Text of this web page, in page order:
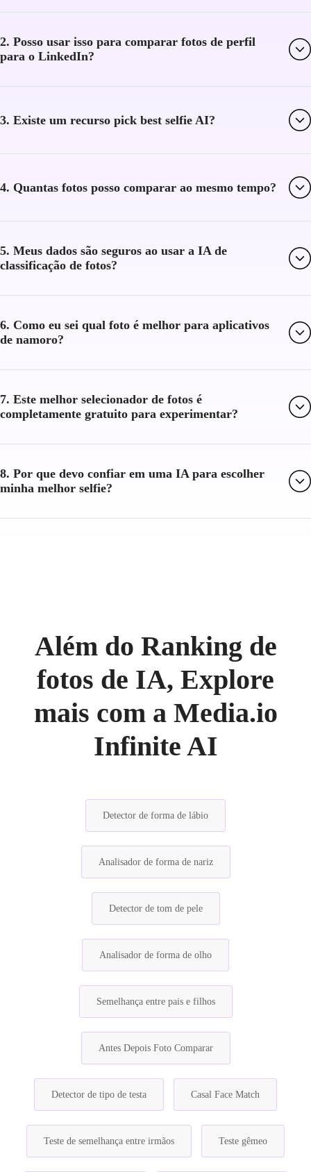
2. Posso usar isso para comparar fotos de perfil
para o LinkedIn?
3. Existe um recurso pick best selfie AI?
4. Quantas fotos posso comparar ao mesmo tempo?
5. Meus dados são seguros ao usar a IA de
classificação de fotos?
6. Como eu sei qual foto é melhor para aplicativos
de namoro?
7. Este melhor selecionador de fotos é
completamente gratuito para experimentar?
8. Por que devo confiar em uma IA para escolher
minha melhor selfie?
Além do Ranking de
fotos de IA, Explore
mais com a Media.io
Infinite AI
Detector de forma de lábio
Analisador de forma de nariz
Detector de tom de pele
Analisador de forma de olho
Semelhança entre pais e filhos
Antes Depois Foto Comparar
Detector de tipo de testa Casal Face Match
Teste de semelhança entre irmãos Teste gêmeo